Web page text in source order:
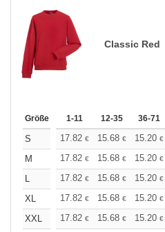
Classic Red
Größe 1-11 12-35 36-71
S 17.82 € 15.68 € 15.20 €
M
17.82 € 15.68 € 15.20 €
L
17.82 € 15.68 € 15.20 €
XL
17.82 € 15.68 € 15.20 €
XXL
17.82 € 15.68 € 15.20 €